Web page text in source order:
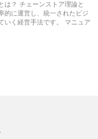
は？ チェーンストア理論と
的に運営し、統一されたビジ
いく経営手法です。 マニュア